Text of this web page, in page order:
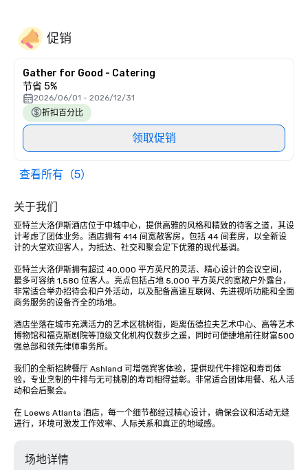
促销
Gather for Good - Catering
节省 5%
2026/06/01 - 2026/12/31
折扣百分比
领取促销
查看所有（5）
关于我们
亚特兰大洛伊斯酒店位于中城中心，提供高雅的风格和精致的待客之道，其设
计考虑了团体业务。酒店拥有 414 间宽敞客房，包括 44 间套房，以全新设
计的大堂欢迎客人，为抵达、社交和聚会定下优雅的现代基调。
亚特兰大洛伊斯拥有超过 40,000 平方英尺的灵活、精心设计的会议空间，
最多可容纳 1,580 位客人。亮点包括占地 5,000 平方英尺的宽敞户外露台，
非常适合举办招待会和户外活动，以及配备高速互联网、先进视听功能和全面
商务服务的设备齐全的场地。
酒店坐落在城市充满活力的艺术区桃树街，距离伍德拉夫艺术中心、高等艺术
博物馆和福克斯剧院等顶级文化机构仅数步之遥，同时可便捷地前往财富500
强总部和领先律师事务所。
我们的全新招牌餐厅 Ashland 可增强宾客体验，提供现代牛排馆和寿司体
验，专业烹制的牛排与无可挑剔的寿司相得益彰。非常适合团体用餐、私人活
动和会后聚会。
在 Loews Atlanta 酒店，每一个细节都经过精心设计，确保会议和活动无缝
进行，环境可激发工作效率、人际关系和真正的地域感。
场地详情